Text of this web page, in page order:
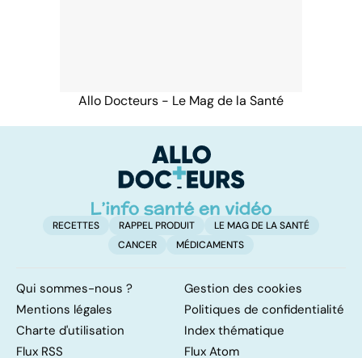
Allo Docteurs - Le Mag de la Santé
RECETTES RAPPEL PRODUIT
LE MAG DE LA SANTÉ
CANCER
MÉDICAMENTS
Qui sommes-nous ?
Gestion des cookies
Mentions légales
Politiques de confidentialité
Charte d'utilisation
Index thématique
Flux RSS
Flux Atom